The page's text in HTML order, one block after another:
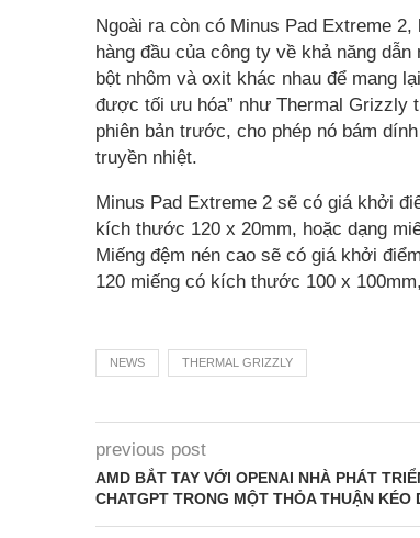
Ngoài ra còn có Minus Pad Extreme
hàng đầu của công ty về khả năng
bột nhôm và oxit khác nhau để mang
được tối ưu hóa” như Thermal Grizzly
phiên bản trước, cho phép nó bám
truyền nhiệt.
Minus Pad Extreme 2 sẽ có giá khởi
kích thước 120 x 20mm, hoặc dạng
Miếng đệm nén cao sẽ có giá khởi
120 miếng có kích thước 100 x
NEWS THERMAL GRIZZLY
previous post
AMD BẮT TAY VỚI OPENAI NHÀ PHÁT
CHATGPT TRONG MỘT THỎA THUẬN KÉO